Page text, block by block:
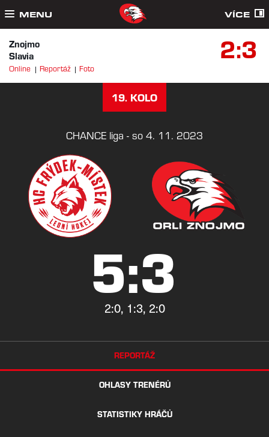
MENU VÍCE
Znojmo
Slavia
2:3
Online Reportáž Foto
19. KOLO
CHANCE liga - so 4. 11. 2023
5:3
2:0, 1:3, 2:0
REPORTÁŽ
OHLASY TRENÉRŮ
STATISTIKY HRÁČŮ